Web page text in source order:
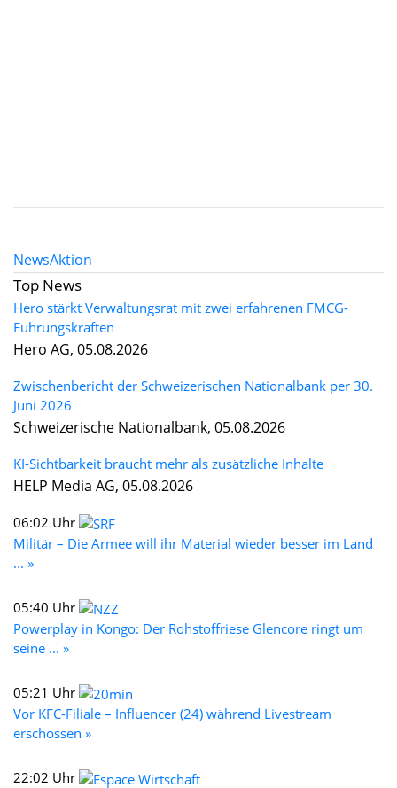
NewsAktion
Top News
Hero stärkt Verwaltungsrat mit zwei erfahrenen FMCG-
Führungskräften
Hero AG, 05.08.2026
Zwischenbericht der Schweizerischen Nationalbank per 30.
Juni 2026
Schweizerische Nationalbank, 05.08.2026
KI-Sichtbarkeit braucht mehr als zusätzliche Inhalte
HELP Media AG, 05.08.2026
06:02 Uhr
Militär – Die Armee will ihr Material wieder besser im Land
... »
05:40 Uhr
Powerplay in Kongo: Der Rohstoffriese Glencore ringt um
seine ... »
05:21 Uhr
Vor KFC-Filiale – Influencer (24) während Livestream
erschossen »
22:02 Uhr